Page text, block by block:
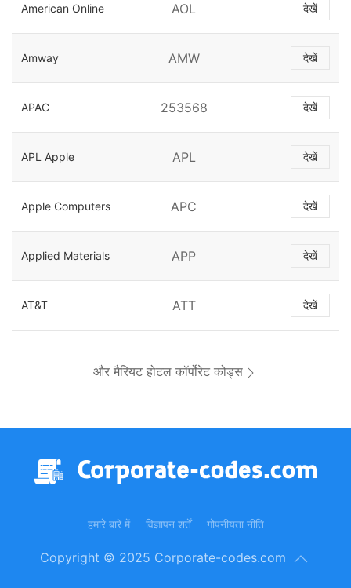
American Online AOL देखें
Amway AMW देखें
APAC 253568 देखें
APL Apple APL देखें
Apple Computers APC देखें
Applied Materials APP देखें
AT&T ATT देखें
और मैरियट होटल कॉर्पोरेट कोड्स
हमारे बारे में विज्ञापन शर्तें गोपनीयता नीति
Copyright © 2025 Corporate-codes.com